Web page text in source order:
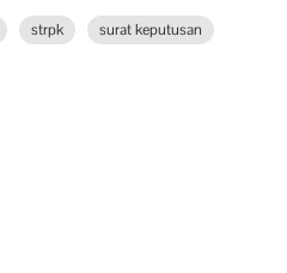
strpk surat keputusan